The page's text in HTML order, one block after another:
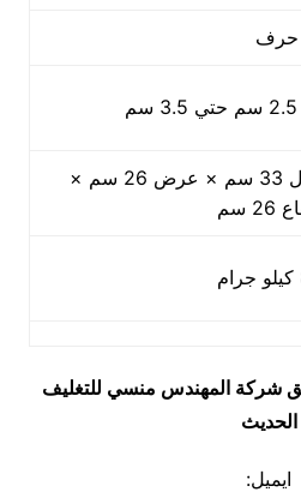
طول 33 سم × عرض 26 سم ×
سم
شركة المهندس منسي للتغليف
الحديث
ايميل: